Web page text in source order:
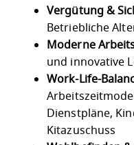
Vergütung &
Betriebliche
Moderne
und innovative
Work-Life-
Dienstpläne,
Kitazuschuss